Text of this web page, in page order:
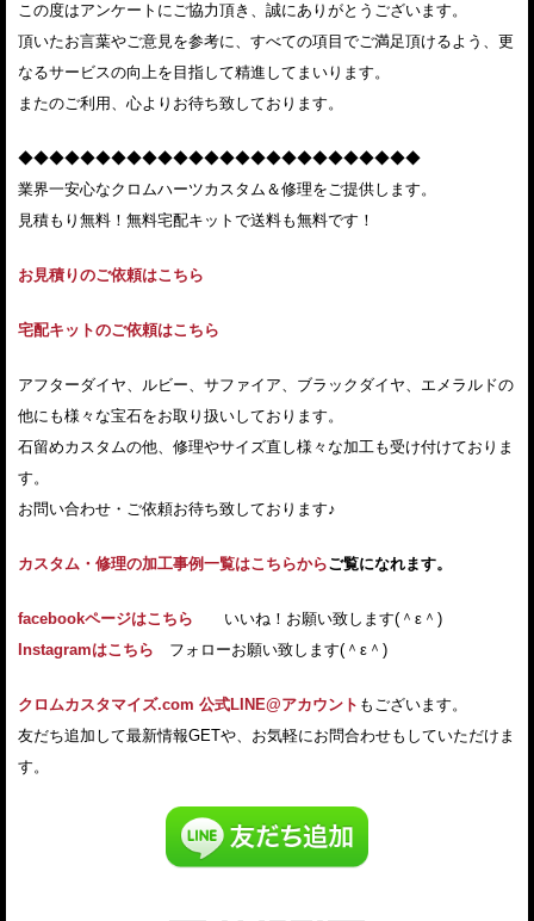
この度はアンケートにご協力頂き、誠にありがとうございます。
頂いたお言葉やご意見を参考に、すべての項目でご満足頂けるよう、更
なるサービスの向上を目指して精進してまいります。
またのご利用、心よりお待ち致しております。
◆◆◆◆◆◆◆◆◆◆◆◆◆◆◆◆◆◆◆◆◆◆◆◆◆◆
業界一安心なクロムハーツカスタム＆修理をご提供します。
見積もり無料！無料宅配キットで送料も無料です！
お見積りのご依頼はこちら
宅配キットのご依頼はこちら
アフターダイヤ、ルビー、サファイア、ブラックダイヤ、エメラルドの
他にも様々な宝石をお取り扱いしております。
石留めカスタムの他、修理やサイズ直し様々な加工も受け付けておりま
す。
お問い合わせ・ご依頼お待ち致しております♪
カスタム・修理の加工事例一覧はこちらからご覧になれます。
facebookページはこちら いいね！お願い致します(＾ε＾)
Instagramはこちら フォローお願い致します(＾ε＾)
クロムカスタマイズ.com 公式LINE@アカウント もございます。
友だち追加して最新情報GETや、お気軽にお問合わせもしていただけま
す。